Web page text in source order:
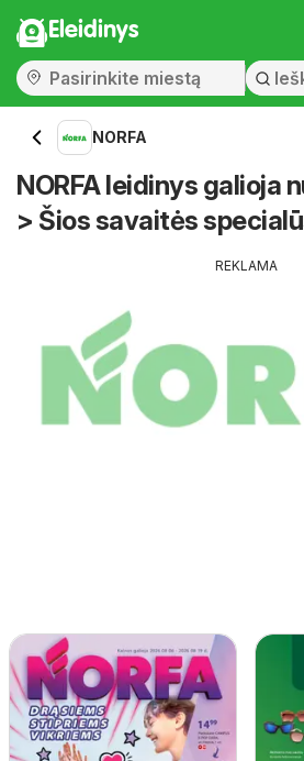
Eleidinys
NORFA
NORFA leidinys galioja
> Šios savaitės
REKLAMA